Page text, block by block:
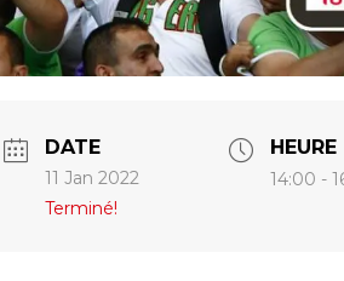
DATE
11 Jan 2022
Terminé!
HEURE
14:00 -